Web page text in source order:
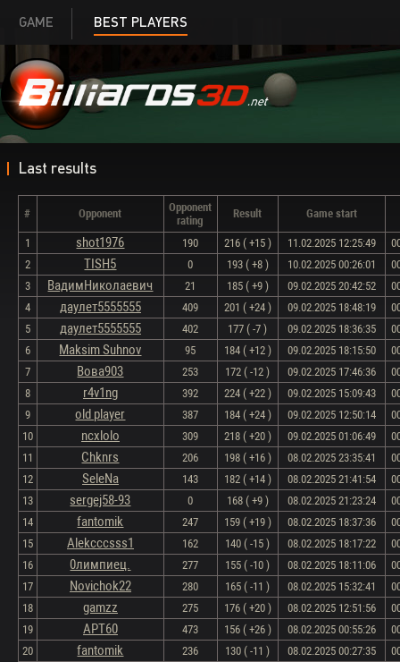
GAME BEST PLAYERS
Last results
# Opponent
Opponent
rating
Result Game start
1 shot1976 190 216 ( +15 ) 11.02.2025 12:25:49
2
TISH5 0 193 ( +8 ) 10.02.2025 00:26:01
3
ВадимНиколаевич 21 185 ( +9 ) 09.02.2025 20:42:52
4
даулет5555555 409 201 ( +24 ) 09.02.2025 18:48:19
5
даулет5555555 402 177 ( -7 ) 09.02.2025 18:36:35
6
Maksim Suhnov 95 184 ( +12 ) 09.02.2025 18:15:50
7
Вова903 253 172 ( -12 ) 09.02.2025 17:46:36
8
r4v1ng 392 224 ( +22 ) 09.02.2025 15:09:43
9
old player 387 184 ( +24 ) 09.02.2025 12:50:14
10
ncxlolo 309 218 ( +20 ) 09.02.2025 01:06:49
11
Chknrs 206 198 ( +16 ) 08.02.2025 23:35:41
12
SeleNa 143 182 ( +14 ) 08.02.2025 21:41:54
13
sergej58-93 0 168 ( +9 ) 08.02.2025 21:23:24
14
fantomik 247 159 ( +19 ) 08.02.2025 18:37:36
15
Alekcccsss1 162 140 ( -15 ) 08.02.2025 18:17:22
16
0лимпиец. 277 155 ( -10 ) 08.02.2025 18:11:06
17
Novichok22 280 165 ( -11 ) 08.02.2025 15:32:41
18
gamzz 275 176 ( +20 ) 08.02.2025 12:51:56
19
АРТ60 473 156 ( +26 ) 08.02.2025 00:55:26
20
fantomik 236 130 ( -11 ) 08.02.2025 00:27:35